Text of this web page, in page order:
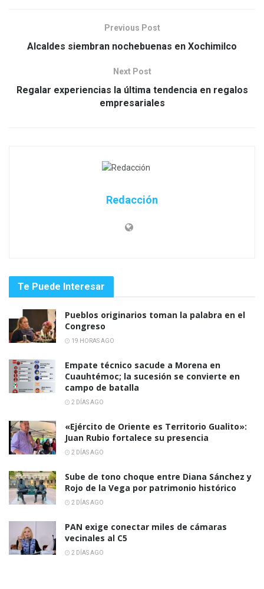
Previous Post
Alcaldes siembran nochebuenas en Xochimilco
Next Post
Regalar experiencias la última tendencia en regalos
empresariales
Redacción
Te Puede Interesar
Pueblos originarios toman la palabra en el
Congreso
19 HORAS AGO
Empate técnico sacude a Morena en
Cuauhtémoc; la sucesión se convierte en
campo de batalla
2 DÍAS AGO
«Ejército de Oriente es Territorio Gualito»:
Juan Rubio fortalece su presencia
2 DÍAS AGO
Sube de tono choque entre Diana Sánchez y
Rojo de la Vega por patrimonio histórico
2 DÍAS AGO
PAN exige conectar miles de cámaras
vecinales al C5
2 DÍAS AGO